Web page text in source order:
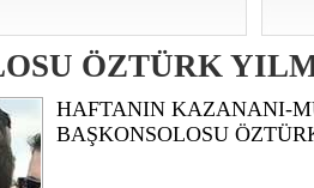
ÖZTÜRK
HAFTANIN KAZANANI-
BAŞKONSOLOSU